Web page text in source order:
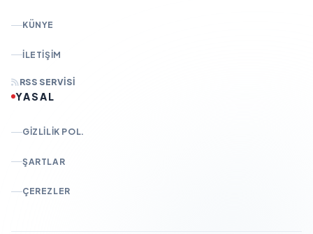
KÜNYE
İLETIŞIM
RSS SERVISI
YASAL
GIZLILIK POL.
ŞARTLAR
ÇEREZLER